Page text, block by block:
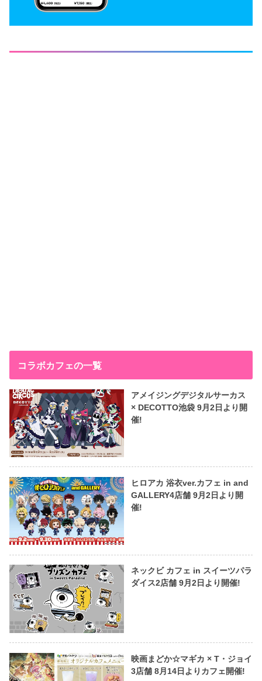
コラボカフェの一覧
アメイジングデジタルサーカス
× DECOTTO池袋 9月2日より開
催!
ヒロアカ 浴衣ver.カフェ in and
GALLERY4店舗 9月2日より開
催!
ネックビ カフェ in スイーツパラ
ダイス2店舗 9月2日より開催!
映画まどか☆マギカ × T・ジョイ
3店舗 8月14日よりカフェ開催!